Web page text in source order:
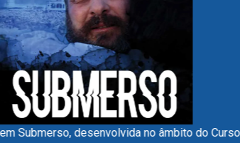
Submerso, desenvolvida no âmbito do Curso